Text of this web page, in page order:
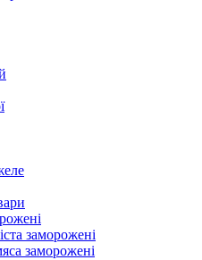
заморожені
заморожені